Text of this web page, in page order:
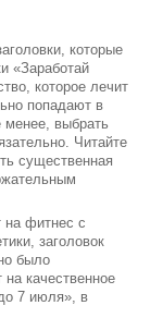
которые
«Заработай
которое лечит
попадают в
менее, выбрать
Читайте
существенная
на фитнес с
заголовок
было
качественное
7 июля», в